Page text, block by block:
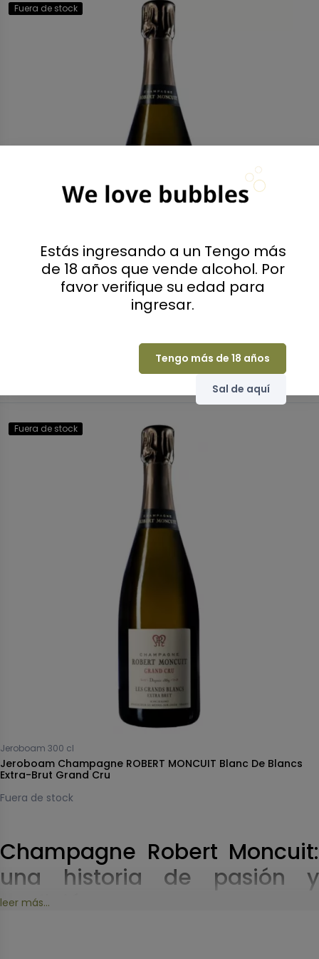
Champagne Robert Moncuit:
una historia de pasión y
tradición
leer más...
Fuera de stock
Champagne Magnum ROBERT MONCUIT Blanc De Blancs
Extra-Brut Grand Cru Réserve Perpétuelle
Fuera de stock
Jeroboam 300 cl
Jeroboam Champagne ROBERT MONCUIT Blanc De Blancs
Extra-Brut Grand Cru
Fuera de stock
Estás ingresando a un Tengo más
de 18 años que vende alcohol. Por
favor verifique su edad para
ingresar.
Tengo más de 18 años
Sal de aquí